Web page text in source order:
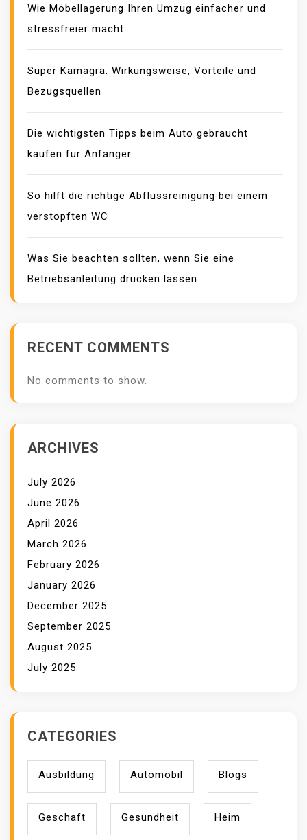
Wie Möbellagerung Ihren Umzug einfacher und
stressfreier macht
Super Kamagra: Wirkungsweise, Vorteile und
Bezugsquellen
Die wichtigsten Tipps beim Auto gebraucht
kaufen für Anfänger
So hilft die richtige Abflussreinigung bei einem
verstopften WC
Was Sie beachten sollten, wenn Sie eine
Betriebsanleitung drucken lassen
RECENT COMMENTS
No comments to show.
ARCHIVES
July 2026
June 2026
April 2026
March 2026
February 2026
January 2026
December 2025
September 2025
August 2025
July 2025
CATEGORIES
Ausbildung Automobil Blogs
Geschaft Gesundheit Heim